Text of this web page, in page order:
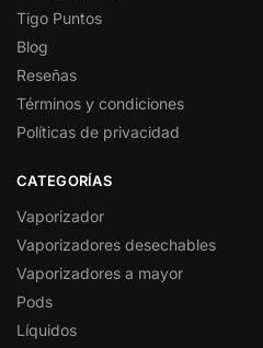
Tigo Puntos
Blog
Reseñas
Términos y condiciones
Políticas de privacidad
CATEGORÍAS
Vaporizador
Vaporizadores desechables
Vaporizadores a mayor
Pods
Líquidos